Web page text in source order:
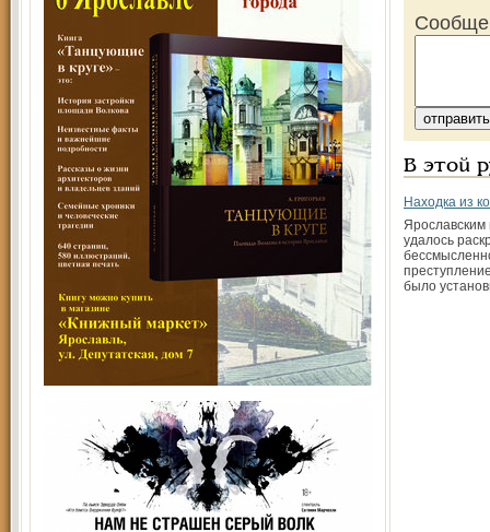
В этой
Находка из
удалось
было